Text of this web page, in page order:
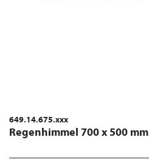
649.14.675.xxx
Regenhimmel 700 x 500 mm